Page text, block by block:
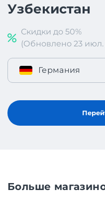
Узбекистан
Скидки до 50%
(Обновлено 23 июл.
Германия
Больше